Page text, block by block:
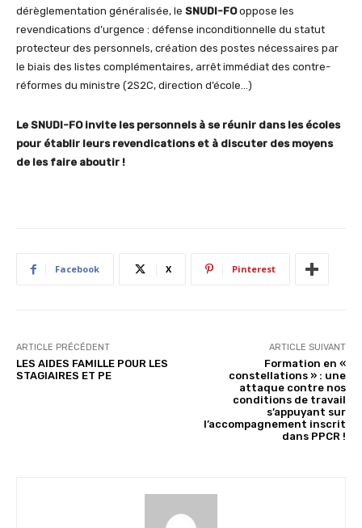
dérèglementation généralisée, le SNUDI-FOoppose les
revendications d’urgence : défense inconditionnelle du statut
protecteur des personnels, création des postes nécessaires par
le biais des listes complémentaires, arrêt immédiat des contre-
réformes du ministre (2S2C, direction d’école…)
Le SNUDI-FO invite les personnels à se réunir dans les écoles
pour établir leurs revendications et à discuter des moyens
de les faire aboutir !
Facebook X Pinterest
ARTICLE PRÉCÉDENT
LES AIDES FAMILLE POUR LES
STAGIAIRES ET PE
ARTICLE SUIVANT
Formation en «
constellations » : une
attaque contre nos
conditions de travail
s’appuyant sur
l’accompagnement inscrit
dans PPCR !